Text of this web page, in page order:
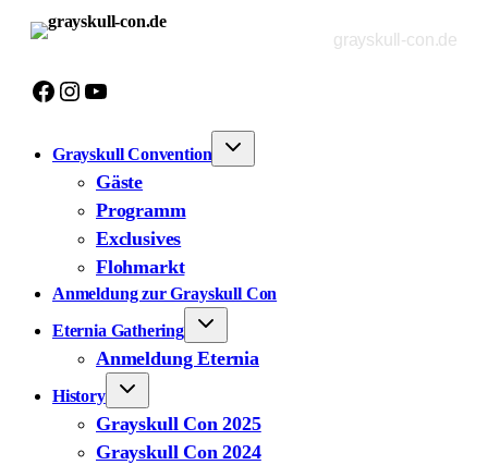
Zum
grayskull-con.de
Facebook
Instagram
YouTube
Grayskull Convention
Gäste
Programm
Exclusives
Flohmarkt
Anmeldung zur Grayskull Con
Eternia Gathering
Anmeldung Eternia
History
Grayskull Con 2025
Grayskull Con 2024